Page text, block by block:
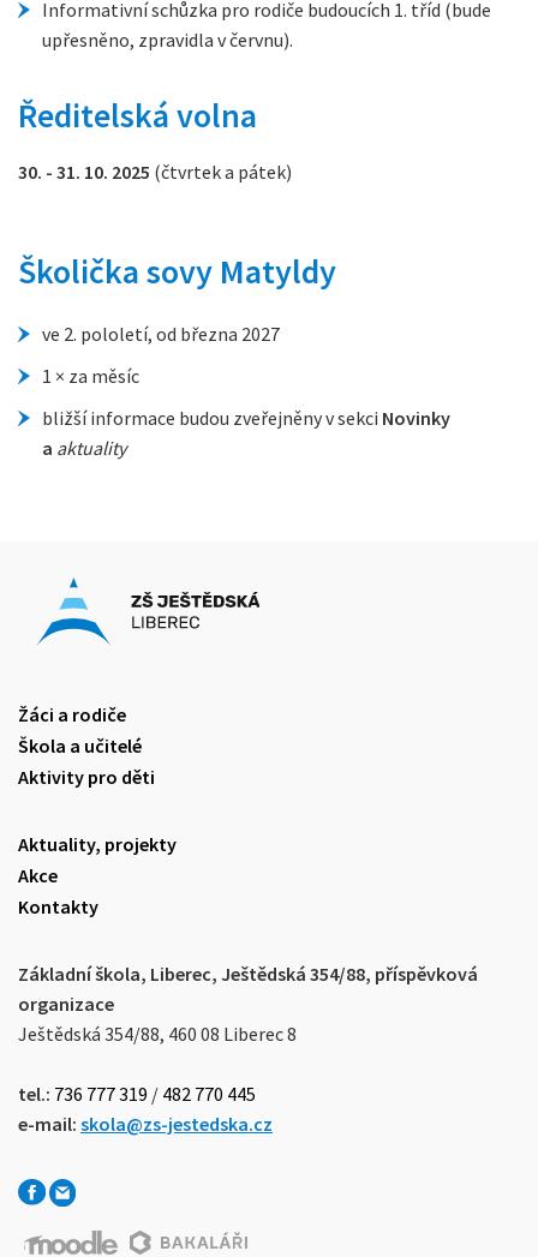
Informativní schůzka pro rodiče budoucích 1. tříd (bude
upřesněno, zpravidla v červnu).
Ředitelská volna
30. - 31. 10. 2025 (čtvrtek a pátek)
Školička sovy Matyldy
ve 2. pololetí, od března 2027
1 × za měsíc
bližší informace budou zveřejněny v sekci Novinky
a aktuality
Žáci a rodiče
Škola a učitelé
Aktivity pro děti
Aktuality, projekty
Akce
Kontakty
Základní škola, Liberec, Ještědská 354/88, příspěvková
organizace
Ještědská 354/88, 460 08 Liberec 8
tel.: 736 777 319 / 482 770 445
e-mail: skola@zs-jestedska.cz